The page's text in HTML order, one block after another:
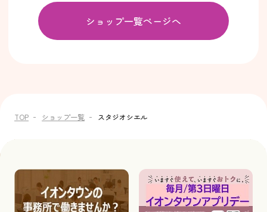
ショップ一覧ページへ
TOP ショップ一覧 スタジオシエル